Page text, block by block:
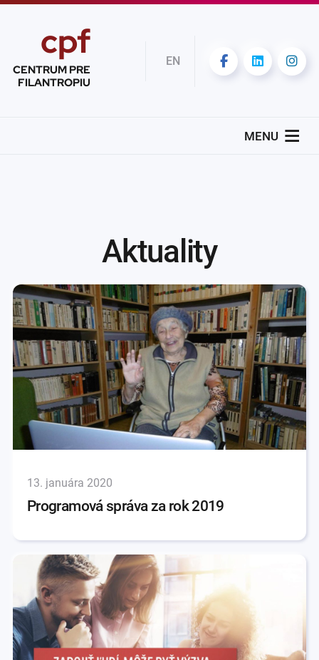
cpf
CENTRUM PRE
FILANTROPIU
EN
MENU
Aktuality
13. januára 2020
Programová správa za rok 2019